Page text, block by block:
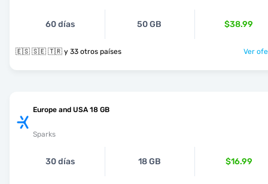
60 días 50 GB $38.99
🇪🇸 🇸🇪 🇹🇷 y 33 otros países Ver
Europe and USA 18 GB
Sparks
30 días 18 GB $16.99